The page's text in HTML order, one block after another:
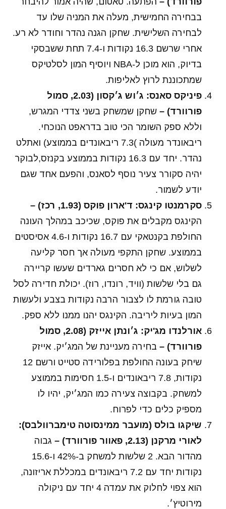
בבחירה החמישית, מעלה את המניה שלו עד
לבחירה השלישית. שחקן הגנה נהדר וחודר לא רע.
אחרי שרשם 16.3 נקודות ו-7.4 תחת ששבסקי
בדיוק, הוא מוכן ל-NBA ויוסיף המון לסלטיקס
שמתכוננת לרוץ לאליפות.
פיניקס סאנס: ג׳וש ג׳קסון (2.03, סמול
פורוורד) – שחקן שמשחק בשני צדדי המגרש,
וללא ספק השומר הכי טוב בדראפט הנוכחי.
ריבאונדר מעולה )7.3 ריבאונדים בממוצע) ואתלט
נהדר. יחד עם 16.3 נקודות בממוצע בקנזס,לבוקר
יהיה סקורר צעיר נוסף לסאנס, והפעם אחד שגם
יודע לשמור.
סקרמנטו קינגס: ד'ארון פוקס (1.93, רכז) –
הקינגס מקבלים את פוקס, שכיכב במהלך העונה
החולפת בקנטאקי עם 16.7 נקודות ו-4.6 אסיסטים
בממוצע. שחקן התקפי מעולה אך חסר קליעה
לשלוש, אם כי לא חסרים גארדים שעשו קריירה
גם בלי שלשות (וויד, רונדו, רוז). יכולת חדירה לסל
טובה גורמת לו לצבור הרבה נקודות בצבע ולעשות
המון בעיות ליריבה. הקינגס יהנו ממנו ללא ספק.
אורלנדו מג'יק: ג׳ונתן אייזק (2.08, סמול
פורוורד) – בחירה מעניינת של המג׳יק. אייזק
שיחק בעונה החולפת בפלורידה סטייט ורשם 12
נקודות, 7.8 ריבאונדים ו-1.5 חסימות בממוצע
למשחק. בקבוצה צעירה כמו המג׳יק, יהיו לו
מספיק כלים כדי לפרוח.
שיקגו בולס (מועבר ממינסוטה טימברוולבס):
לאורי מרקנן (2.13, פאוור פורוורד) –
גבוה
מהדור הבא. 2 שלשות למשחק ב-42% ו-15.6
נקודות יחד עם 7.2 ריבאונדים במכללת אריזונה,
הוא צפוי לחלוק את עמדה 4 יחד עם ניקולה
מירוטיץ׳.